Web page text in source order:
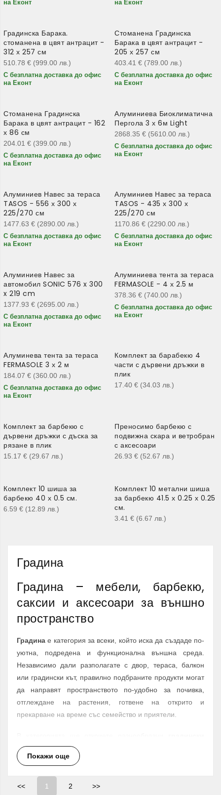
на Еконт
на Еконт
Градинска Барака.
стоманена в цвят антрацит -
312 х 257 см
510.78 € (999.00 лв. )
С безплатна доставка до офис
на Еконт
Стоманена Градинска
Барака в цвят антрацит -
205 х 257 см
403.41 € (789.00 лв. )
С безплатна доставка до офис
на Еконт
Стоманена Градинска
Барака в цвят антрацит - 162
х 86 см
204.01 € (399.00 лв. )
С безплатна доставка до офис
на Еконт
Алуминиева Биоклиматична
Пергола 3 х 6м Light
2868.35 € (5610.00 лв. )
С безплатна доставка до офис
на Еконт
Алуминиев Навес за тераса
TASOS - 556 х 300 х
225/270 см
1477.63 € (2890.00 лв. )
С безплатна доставка до офис
на Еконт
Алуминиев Навес за тераса
TASOS - 435 х 300 х
225/270 см
1170.86 € (2290.00 лв. )
С безплатна доставка до офис
на Еконт
Алуминиев Навес за
автомобил SONIC 576 x 300
x 219 cm
1377.93 € (2695.00 лв. )
С безплатна доставка до офис
на Еконт
Алуминиева тента за тераса
FERMASOLE - 4 х 2.5 м
378.36 € (740.00 лв. )
С безплатна доставка до офис
на Еконт
Алуминева тента за тераса
FERMASOLE 3 х 2 м
184.07 € (360.00 лв. )
С безплатна доставка до офис
на Еконт
Комплект за барабекю 4
части с дървени дръжки в
плик
17.40 € (34.03 лв. )
Комплект за барбекю с
дървени дръжки с дъска за
рязане в плик
15.17 € (29.67 лв. )
Преносимо барбекю с
подвижна скара и ветробран
с аксесоари
26.93 € (52.67 лв. )
Комплект 10 шиша за
барбекю 40 х 0.5 см.
6.59 € (12.89 лв. )
Комплект 10 метални шиша
за барбекю 41.5 х 0.25 х 0.25
см.
3.41 € (6.67 лв. )
Градина
Градина – мебели, барбекю,
саксии и аксесоари за външно
пространство
Градина е категория за всеки, който иска да създаде по-
уютна, подредена и функционална външна среда.
Независимо дали разполагате с двор, тераса, балкон
или градински кът, правилно подбраните продукти могат
да направят пространството по-удобно за почивка,
отглеждане на растения, готвене на открито и
прекарване на време със семейство и приятели.
мебели и аксесоари
поставки за саксии, цветарници, етажерки, стелажи,
сглобяеми оранжерии, перголи, навеси и бараки според
Покажи още
<< 1 2 >>